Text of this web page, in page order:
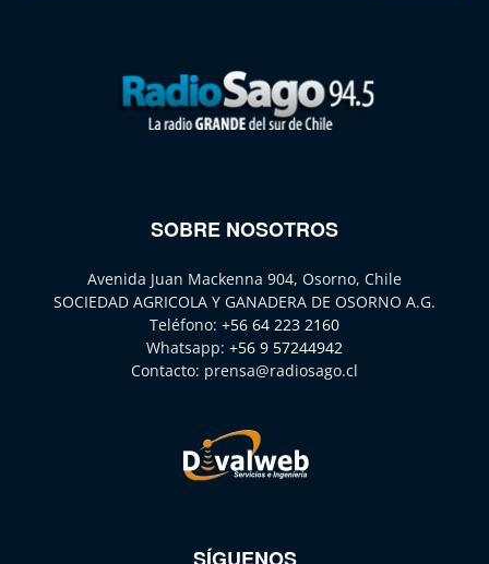
SOBRE NOSOTROS
Avenida Juan Mackenna 904, Osorno, Chile
SOCIEDAD AGRICOLA Y GANADERA DE OSORNO A.G.
Teléfono: +56 64 223 2160
Whatsapp: +56 9 57244942
Contacto: prensa@radiosago.cl
SÍGUENOS